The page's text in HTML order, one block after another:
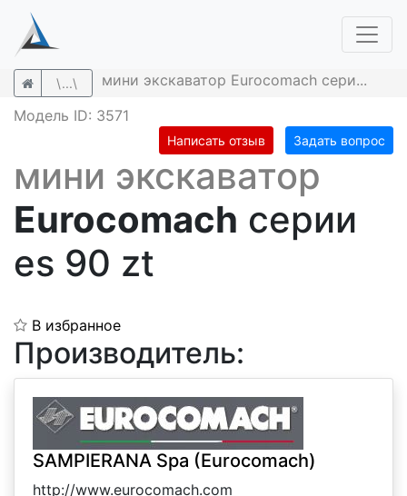
\...\
мини экскаватор Eurocomach сери...
Модель ID: 3571
Написать отзыв Задать вопрос
мини экскаватор
Eurocomach серии
es 90 zt
В избранное
Производитель:
SAMPIERANA Spa (Eurocomach)
http://www.eurocomach.com